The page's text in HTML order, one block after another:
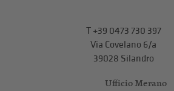
T+39 0473 730 397
Via Covelano 6/a
39028 Silandro
Ufficio Merano